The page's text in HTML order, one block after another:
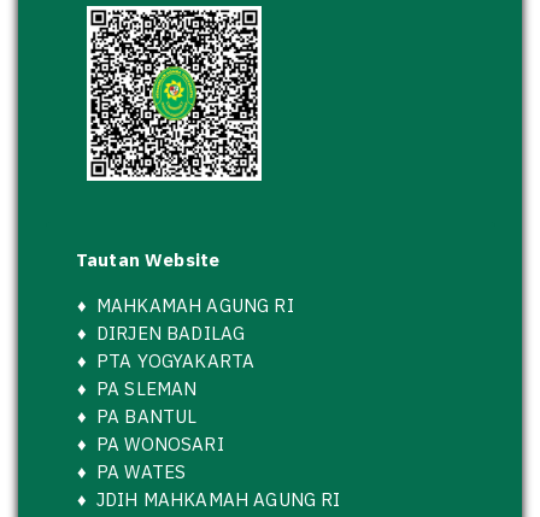
Tautan Website
♦ MAHKAMAH AGUNG RI
♦ DIRJEN BADILAG
♦ PTA YOGYAKARTA
♦ PA SLEMAN
♦ PA BANTUL
♦ PA WONOSARI
♦ PA WATES
♦ JDIH MAHKAMAH AGUNG RI